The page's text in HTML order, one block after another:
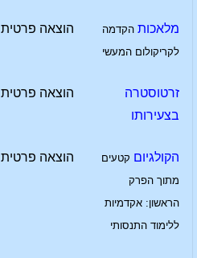
מלאכות הקדמה
לקריקולום המעשי
הוצאה פרטית
זרטוסטרה
בצעירותו
הוצאה פרטית
הקולגיום קטעים
מתוך הפרק
הראשון: אקדמיות
ללימוד התנסותי
הוצאה פרטית